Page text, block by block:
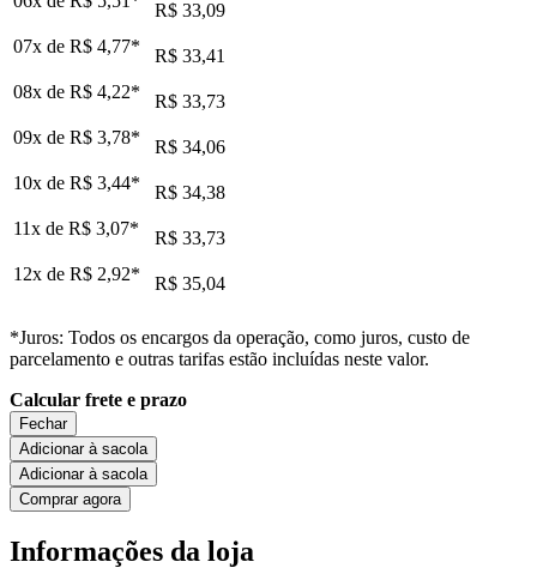
R$ 33,09
07x de R$ 4,77*
R$ 33,41
08x de R$ 4,22*
R$ 33,73
09x de R$ 3,78*
R$ 34,06
10x de R$ 3,44*
R$ 34,38
11x de R$ 3,07*
R$ 33,73
12x de R$ 2,92* R$ 35,04
*Juros: Todos os encargos da operação, como juros, custo de
parcelamento e outras tarifas estão incluídas neste valor.
Calcular frete e prazo
Fechar
Adicionar à sacola
Adicionar à sacola
Comprar agora
Informações da loja